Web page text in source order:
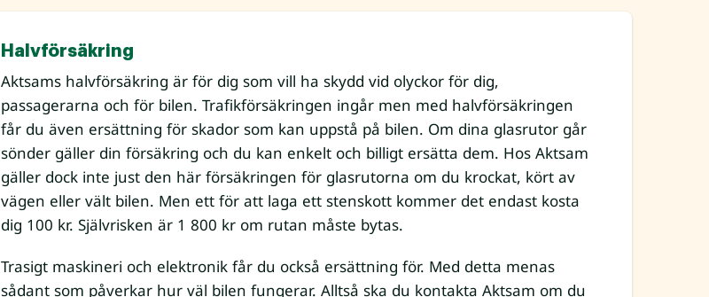
Halvförsäkring
Aktsams halvförsäkring är för dig som vill ha skydd vid olyckor för dig,
passagerarna och för bilen. Trafikförsäkringen ingår men med halvförsäkringen
får du även ersättning för skador som kan uppstå på bilen. Om dina glasrutor går
sönder gäller din försäkring och du kan enkelt och billigt ersätta dem. Hos Aktsam
gäller dock inte just den här försäkringen för glasrutorna om du krockat, kört av
vägen eller vält bilen. Men ett för att laga ett stenskott kommer det endast kosta
dig 100 kr. Självrisken är 1 800 kr om rutan måste bytas.
Trasigt maskineri och elektronik får du också ersättning för. Med detta menas
sådant som påverkar hur väl bilen fungerar. Alltså ska du kontakta Aktsam om du